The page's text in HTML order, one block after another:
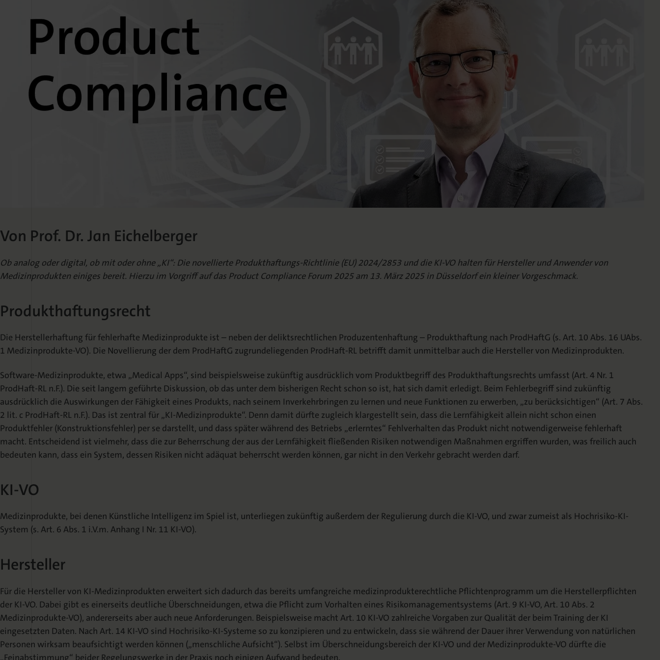
Von Prof. Dr. Jan Eichelberger
Ob analog oder digital, ob mit oder ohne „KI“: Die novellierte Produkthaftungs-Richtlinie (EU) 2024/2853 und die KI-VO halten für Hersteller und Anwender von
Medizinprodukten einiges bereit. Hierzu im Vorgriff auf das Product Compliance Forum 2025 am 13. März 2025 in Düsseldorf ein kleiner Vorgeschmack.
Produkthaftungsrecht
Die Herstellerhaftung für fehlerhafte Medizinprodukte ist – neben der deliktsrechtlichen Produzentenhaftung – Produkthaftung nach ProdHaftG (s. Art. 10 Abs. 16 UAbs.
1 Medizinprodukte-VO). Die Novellierung der dem ProdHaftG zugrundeliegenden ProdHaft-RL betrifft damit unmittelbar auch die Hersteller von Medizinprodukten.
Software-Medizinprodukte, etwa „Medical Apps“, sind beispielsweise zukünftig ausdrücklich vom Produktbegriff des Produkthaftungsrechts umfasst (Art. 4 Nr. 1
ProdHaft-RL n.F.). Die seit langem geführte Diskussion, ob das unter dem bisherigen Recht schon so ist, hat sich damit erledigt. Beim Fehlerbegriff sind zukünftig
ausdrücklich die Auswirkungen der Fähigkeit eines Produkts, nach seinem Inverkehrbringen zu lernen und neue Funktionen zu erwerben, „zu berücksichtigen“ (Art. 7 Abs.
2 lit. c ProdHaft-RL n.F.). Das ist zentral für „KI-Medizinprodukte“. Denn damit dürfte zugleich klargestellt sein, dass die Lernfähigkeit allein nicht schon einen
Produktfehler (Konstruktionsfehler) per se darstellt, und dass später während des Betriebs „erlerntes“ Fehlverhalten das Produkt nicht notwendigerweise fehlerhaft
macht. Entscheidend ist vielmehr, dass die zur Beherrschung der aus der Lernfähigkeit fließenden Risiken notwendigen Maßnahmen ergriffen wurden, was freilich auch
bedeuten kann, dass ein System, dessen Risiken nicht adäquat beherrscht werden können, gar nicht in den Verkehr gebracht werden darf.
KI-VO
Medizinprodukte, bei denen Künstliche Intelligenz im Spiel ist, unterliegen zukünftig außerdem der Regulierung durch die KI-VO, und zwar zumeist als Hochrisiko-KI-
System (s. Art. 6 Abs. 1 i.V.m. Anhang I Nr. 11 KI-VO).
Hersteller
Für die Hersteller von KI-Medizinprodukten erweitert sich dadurch das bereits umfangreiche medizinprodukterechtliche Pflichtenprogramm um die Herstellerpflichten
der KI-VO. Dabei gibt es einerseits deutliche Überschneidungen, etwa die Pflicht zum Vorhalten eines Risikomanagementsystems (Art. 9 KI-VO, Art. 10 Abs. 2
Medizinprodukte-VO), andererseits aber auch neue Anforderungen. Beispielsweise macht Art. 10 KI-VO zahlreiche Vorgaben zur Qualität der beim Training der KI
eingesetzten Daten. Nach Art. 14 KI-VO sind Hochrisiko-KI-Systeme so zu konzipieren und zu entwickeln, dass sie während der Dauer ihrer Verwendung von natürlichen
Personen wirksam beaufsichtigt werden können („menschliche Aufsicht“). Selbst im Überschneidungsbereich der KI-VO und der Medizinprodukte-VO dürfte die
„Feinabstimmung“ beider Regelungswerke in der Praxis noch einigen Aufwand bedeuten.